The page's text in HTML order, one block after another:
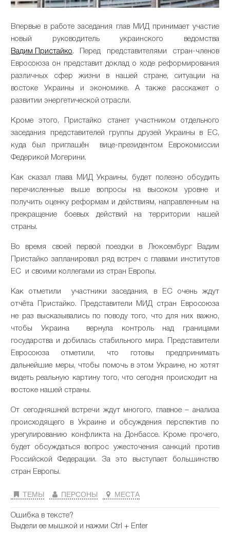
Впервые в работе заседания глав МИД принимает участие
новый руководитель украинского ведомства
Вадим Пристайко. Перед представителями стран-членов
Евросоюза он представит доклад о ходе реформирования
различных сфер жизни в нашей стране, ситуации на
востоке Украины и экономике. А также расскажет о
развитии энергетической отрасли.
Кроме этого, Пристайко станет участником отдельного
заседания представителей группы друзей Украины в ЕС,
куда был приглашён вице-президентом Еврокомиссии
Федерикой Могерини.
Как сказал глава МИД Украины, будет полезно обсудить
перечисленные выше вопросы на высоком уровне и
получить оценку реформам и действиям, направленным на
прекращение боевых действий на территории нашей
страны.
Во время своей первой поездки в Люксембург Вадим
Пристайко запланировал ряд встреч с главами институтов
ЕС и своими коллегами из стран Европы.
Как отметили участники заседания, в ЕС очень ждут
отчёта Пристайко. Представители МИД стран Евросоюза
не раз высказывались по поводу того, что для них важно,
чтобы Украина вернула контроль над границами
государства и добилась стабильного мира. Представители
Евросоюза отметили, что готовы предпринимать
дальнейшие меры, чтобы помочь в этом Украине, но хотят
видеть реальную картину того, что сегодня происходит на
востоке нашей страны.
От сегодняшней встречи ждут многого, главное – анализа
происходящего в Украине и обсуждения перспектив по
урегулированию конфликта на Донбассе. Кроме прочего,
будет обсуждаться вопрос ужесточения санкций против
Российской Федерации. За это выступает большинство
стран Европы.
ТЕМЫ ПЕРСОНЫ МЕСТА
Ошибка в тексте?
Выдели ее мышкой и нажми Ctrl + Enter